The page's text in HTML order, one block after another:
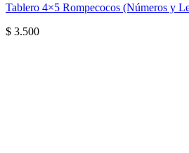
Tablero 4×5 Rompecocos (Números y
$ 3.500